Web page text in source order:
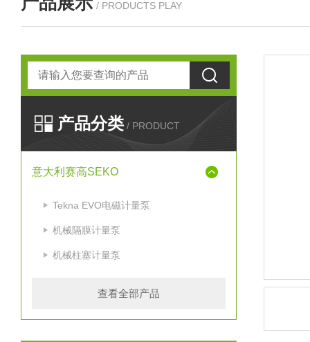
/ PRODUCTS PLAY
产品分类 / PRODUCT
意大利赛高SEKO
Tekna EVO电磁计量泵
机械隔膜计量泵
机械柱塞计量泵
查看全部产品